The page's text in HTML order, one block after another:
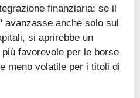
finanziaria: se il
avanzasse anche solo sul
si aprirebbe un
favorevole per le borse
meno volatile per i titoli di